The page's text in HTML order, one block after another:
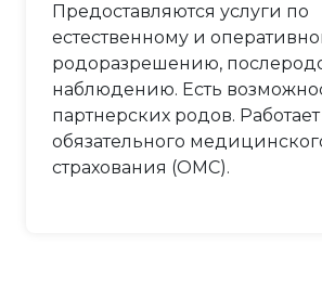
Предоставляются услуги по
естественному и
родоразрешению,
наблюдению. Есть
партнерских родов.
обязательного
страхования (ОМС).